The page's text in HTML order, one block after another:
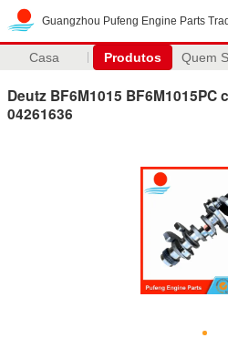
Guangzhou Pufeng Engine Parts
Casa Produtos Quem
Deutz BF6M1015 BF6M1015PC
04261636